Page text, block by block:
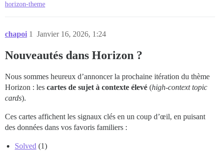
horizon-theme
chapoi Janvier 16, 2026, 1:24
1
Nouveautés dans Horizon ?
Nous sommes heureux d’annoncer la prochaine itération du thème
Horizon : les cartes de sujet à contexte élevé (high-context topic
cards).
Ces cartes affichent les signaux clés en un coup d’œil, en puisant
des données dans vos favoris familiers :
Solved (1)